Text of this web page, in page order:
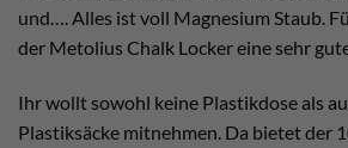
und…. Alles ist voll Magnesium Staub.
der Metolius Chalk Locker eine sehr
Ihr wollt sowohl keine Plastikdose als
Plastiksäcke mitnehmen. Da bietet der